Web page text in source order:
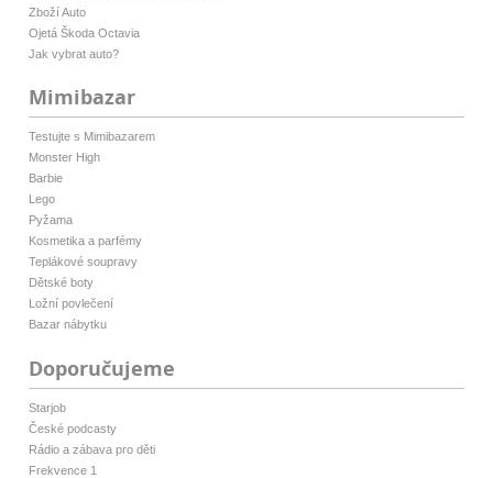
Zboží Auto
Ojetá Škoda Octavia
Jak vybrat auto?
Mimibazar
Testujte s Mimibazarem
Monster High
Barbie
Lego
Pyžama
Kosmetika a parfémy
Teplákové soupravy
Dětské boty
Ložní povlečení
Bazar nábytku
Doporučujeme
Starjob
České podcasty
Rádio a zábava pro děti
Frekvence 1